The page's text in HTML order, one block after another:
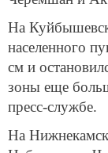
На
населенного
см и
зоны еще
пресс-службе.
На